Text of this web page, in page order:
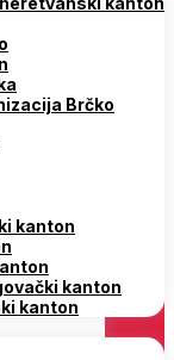
Brčko
kanton
kanton
kanton